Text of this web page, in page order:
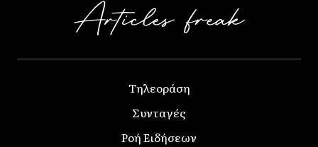
Τηλεοράση
Συνταγές
Ροή Ειδήσεων